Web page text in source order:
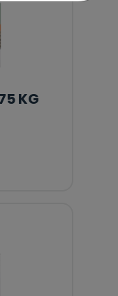
KG